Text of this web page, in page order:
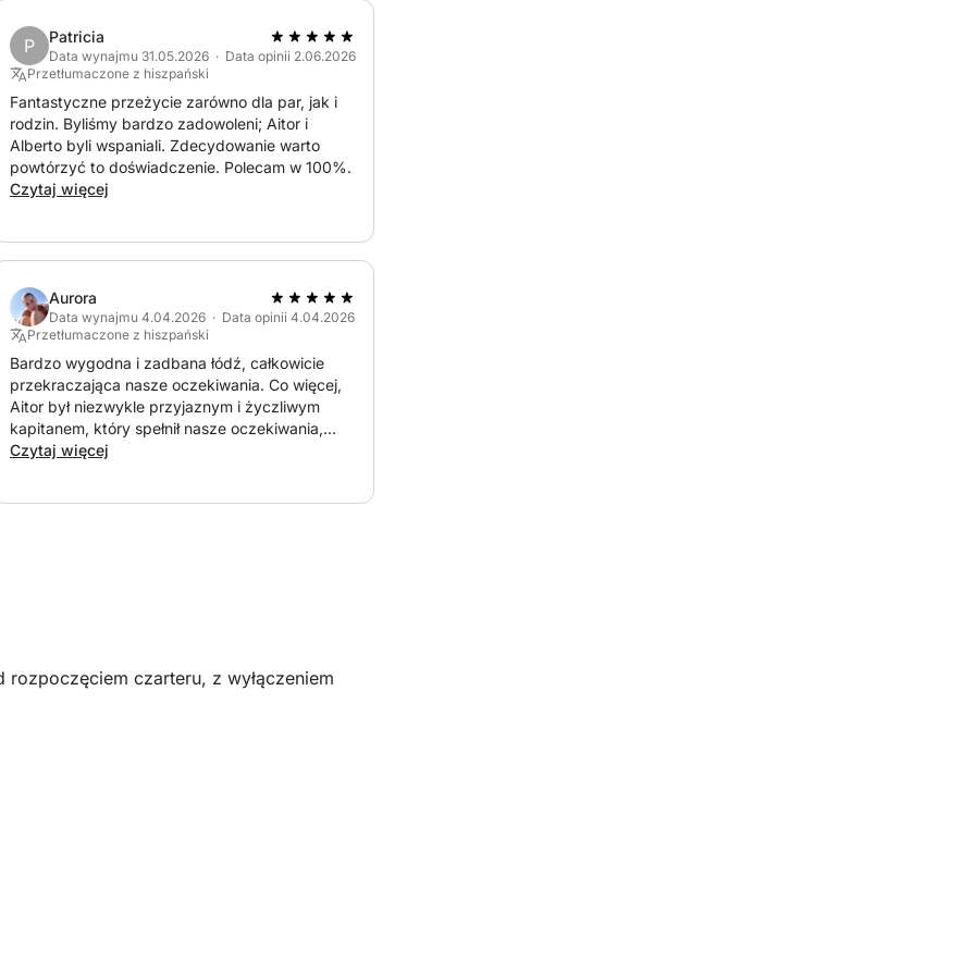
P Patricia
Data wynajmu 31.05.2026 · Data opinii 2.06.2026
Przetłumaczone z hiszpański
Fantastyczne przeżycie zarówno dla par, jak i
rodzin. Byliśmy bardzo zadowoleni; Aitor i
Alberto byli wspaniali. Zdecydowanie warto
powtórzyć to doświadczenie. Polecam w 100%.
Czytaj więcej
Aurora
Data wynajmu 4.04.2026 · Data opinii 4.04.2026
Przetłumaczone z hiszpański
Bardzo wygodna i zadbana łódź, całkowicie
przekraczająca nasze oczekiwania. Co więcej,
Aitor był niezwykle przyjaznym i życzliwym
kapitanem, który spełnił nasze oczekiwania,
dzięki czemu nasze doświadczenie było
Czytaj więcej
czarteru, z wyłączeniem